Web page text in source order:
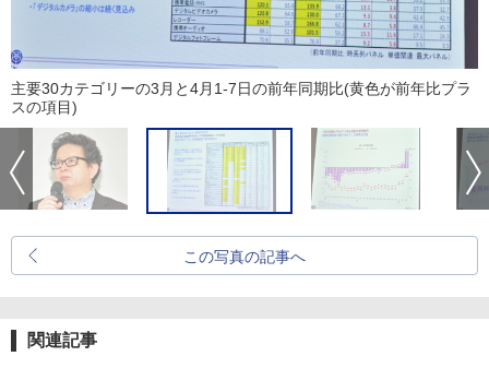
主要30カテゴリーの3月と4月1-7日の前年同期比(黄色が前年比プラ
スの項目)
この写真の記事へ
関連記事